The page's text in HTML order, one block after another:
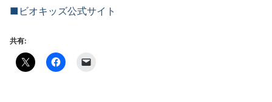
■ビオキッズ公式サイト
共有: